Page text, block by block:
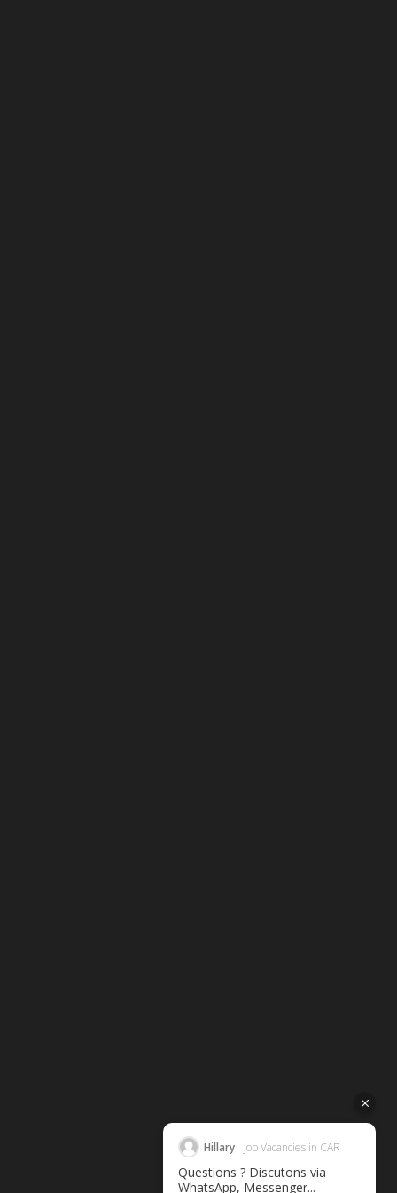
Hillary Job Vacancies in CAR
Questions ? Discutons via
WhatsApp, Messenger...